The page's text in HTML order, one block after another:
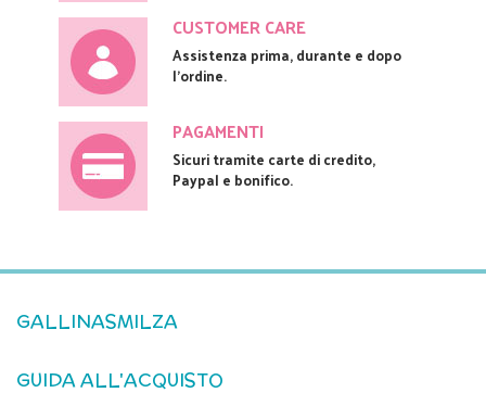
CUSTOMER CARE
Assistenza prima, durante e dopo
l'ordine.
PAGAMENTI
Sicuri tramite carte di credito,
Paypal e bonifico.
GALLINASMILZA
GUIDA ALL'ACQUISTO